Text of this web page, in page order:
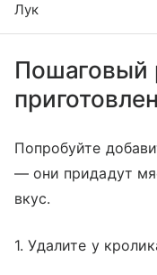
Лук
Пошаговый
Попробуйте
— они придадут
вкус.
1. Удалите у